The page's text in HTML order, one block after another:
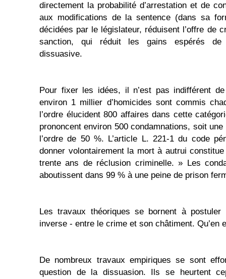
directement la probabilité d’arrestation et de
aux modifications de la sentence (dans sa
décidées par le législateur, réduisent l’offre de
sanction, qui réduit les gains espérés de
dissuasive.
Pour fixer les idées, il n’est pas indifférent de
environ 1 millier d’homicides sont commis
l’ordre élucident 800 affaires dans cette
prononcent environ 500 condamnations, soit
l’ordre de 50 %. L’article L. 221-1 du code
donner volontairement la mort à autrui
trente ans de réclusion criminelle. » Les
aboutissent dans 99 % à une peine de prison
Les travaux théoriques se bornent à
inverse - entre le crime et son châtiment. Qu’en
De nombreux travaux empiriques se sont
question de la dissuasion. Ils se heurtent